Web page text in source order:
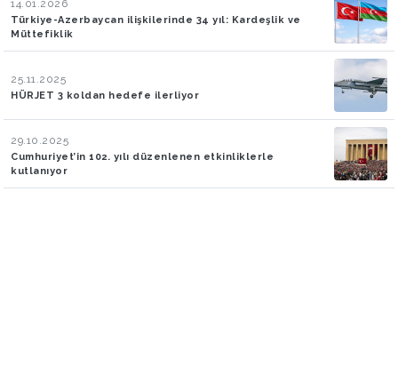
14.01.2026
Türkiye-Azerbaycan ilişkilerinde 34 yıl: Kardeşlik ve
Müttefiklik
25.11.2025
HÜRJET 3 koldan hedefe ilerliyor
29.10.2025
Cumhuriyet’in 102. yılı düzenlenen etkinliklerle
kutlanıyor